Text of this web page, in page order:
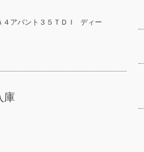
アバント３５ＴＤＩ ディー
庫